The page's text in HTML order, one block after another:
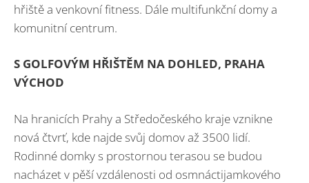
hřiště a venkovní fitness. Dále multifunkční domy a
komunitní centrum.
S GOLFOVÝM HŘIŠTĚM NA DOHLED, PRAHA
VÝCHOD
Na hranicích Prahy a Středočeského kraje vznikne
nová čtvrť, kde najde svůj domov až 3500 lidí.
Rodinné domky s prostornou terasou se budou
nacházet v pěší vzdálenosti od osmnáctijamkového